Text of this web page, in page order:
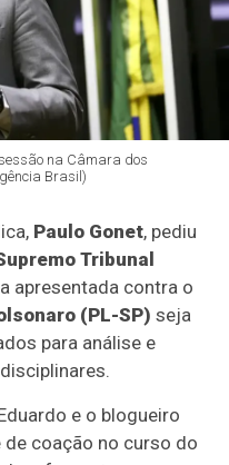
na Câmara dos
Brasil)
Paulo Gonet, pediu
Tribunal
apresentada contra o
(PL-SP) seja
para análise e
e o blogueiro
de coação no curso do